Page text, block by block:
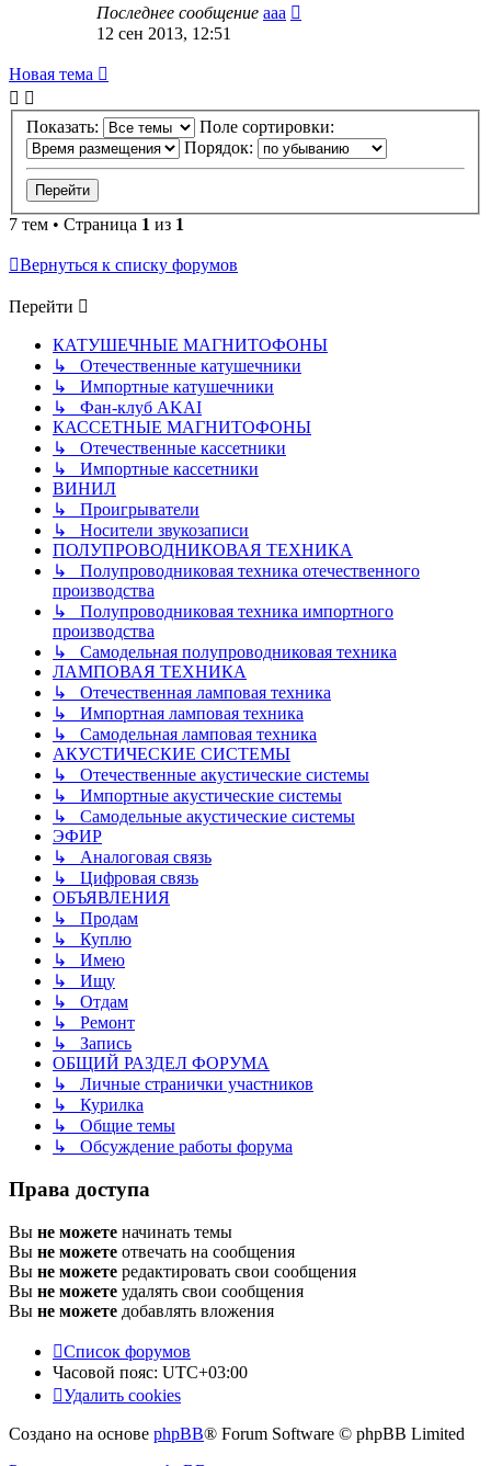
Последнее сообщение ааа
12 сен 2013, 12:51
Новая тема
Показать:
Поле сортировки:
Порядок:
7 тем • Страница 1 из 1
Вернуться к списку форумов
Перейти
КАТУШЕЧНЫЕ МАГНИТОФОНЫ
↳ Отечественные катушечники
↳ Импортные катушечники
↳ Фан-клуб AKAI
КАССЕТНЫЕ МАГНИТОФОНЫ
↳ Отечественные кассетники
↳ Импортные кассетники
ВИНИЛ
↳ Проигрыватели
↳ Носители звукозаписи
ПОЛУПРОВОДНИКОВАЯ ТЕХНИКА
↳ Полупроводниковая техника отечественного
производства
↳ Полупроводниковая техника импортного
производства
↳ Самодельная полупроводниковая техника
ЛАМПОВАЯ ТЕХНИКА
↳ Отечественная ламповая техника
↳ Импортная ламповая техника
↳ Самодельная ламповая техника
АКУСТИЧЕСКИЕ СИСТЕМЫ
↳ Отечественные акустические системы
↳ Импортные акустические системы
↳ Самодельные акустические системы
ЭФИР
↳ Аналоговая связь
↳ Цифровая связь
ОБЪЯВЛЕНИЯ
↳ Продам
↳ Куплю
↳ Имею
↳ Ищу
↳ Отдам
↳ Ремонт
↳ Запись
ОБЩИЙ РАЗДЕЛ ФОРУМА
↳ Личные странички участников
↳ Курилка
↳ Общие темы
↳ Обсуждение работы форума
Права доступа
Вы не можете начинать темы
Вы не можете отвечать на сообщения
Вы не можете редактировать свои сообщения
Вы не можете удалять свои сообщения
Вы не можете добавлять вложения
Список форумов
Часовой пояс: UTC+03:00
Удалить cookies
Создано на основе phpBB® Forum Software © phpBB Limited